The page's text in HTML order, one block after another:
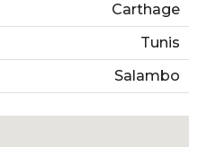
Carthage
Tunis
Salambo